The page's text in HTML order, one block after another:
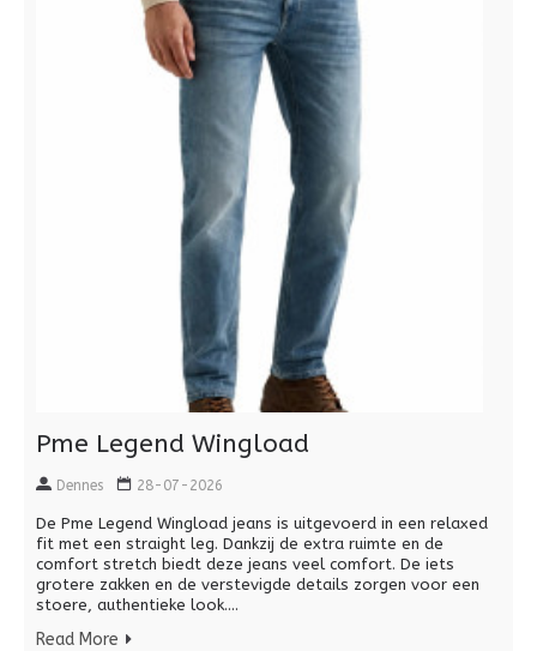
Pme Legend Wingload
Dennes 28-07-2026
De Pme Legend Wingload jeans is uitgevoerd in een relaxed
fit met een straight leg. Dankzij de extra ruimte en de
comfort stretch biedt deze jeans veel comfort. De iets
grotere zakken en de verstevigde details zorgen voor een
stoere, authentieke look....
Read More